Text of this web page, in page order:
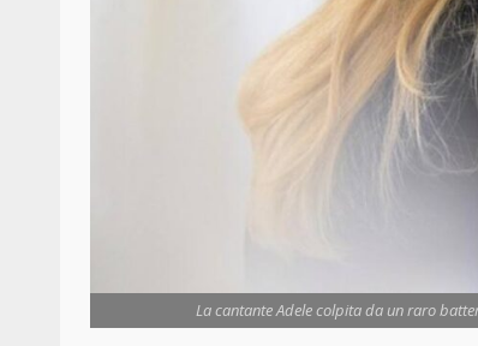
La cantante Adele colpita da un raro